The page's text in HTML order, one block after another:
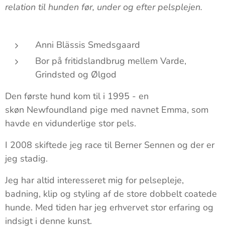
relation til hunden før, under og efter pelsplejen.
Anni Blässis Smedsgaard
Bor på fritidslandbrug mellem Varde,
Grindsted og Ølgod
Den første hund kom til i 1995 - en
skøn Newfoundland pige med navnet Emma, som
havde en vidunderlige stor pels.
I 2008 skiftede jeg race til Berner Sennen og der er
jeg stadig.
Jeg har altid interesseret mig for pelsepleje,
badning, klip og styling af de store dobbelt coatede
hunde. Med tiden har jeg erhvervet stor erfaring og
indsigt i denne kunst.